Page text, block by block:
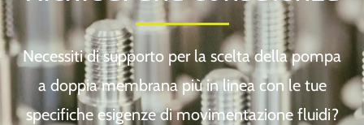
Necessiti di supporto per la scelta della pompa
a doppia membrana più in linea con le tue
specifiche esigenze di movimentazione fluidi?